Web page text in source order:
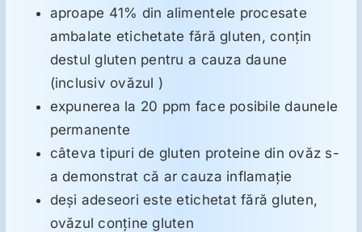
aproape 41% din alimentele procesate
ambalate etichetate fără gluten, conţin
destul gluten pentru a cauza daune
(inclusiv ovăzul )
expunerea la 20 ppm face posibile daunele
permanente
câteva tipuri de gluten proteine din ovăz s-
a demonstrat că ar cauza inflamaţie
deşi adeseori este etichetat fără gluten,
ovăzul conţine gluten